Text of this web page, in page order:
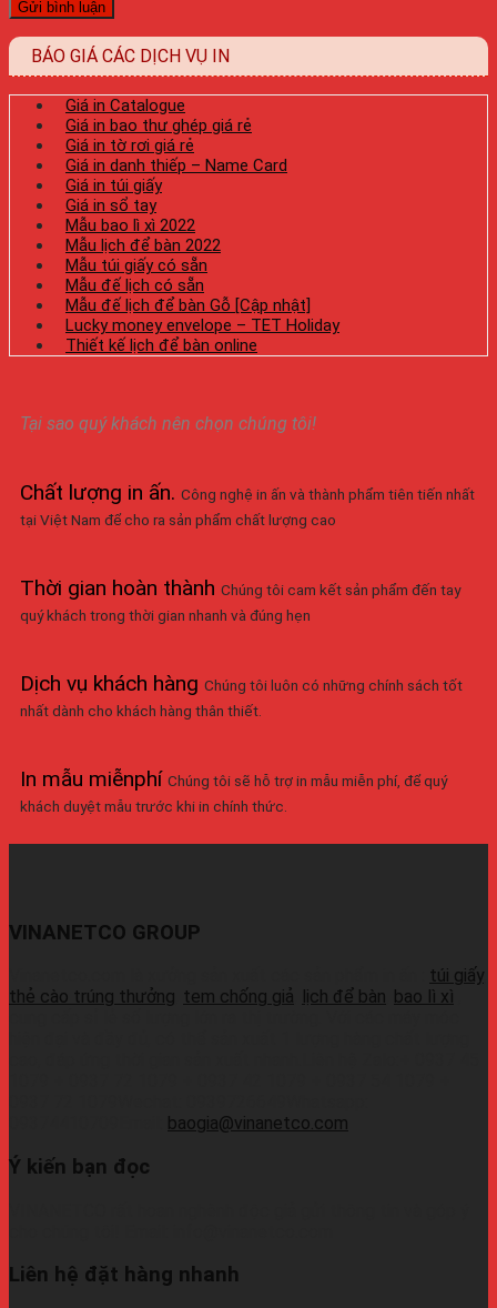
BÁO GIÁ CÁC DỊCH VỤ IN
Giá in Catalogue
Giá in bao thư ghép giá rẻ
Giá in tờ rơi giá rẻ
Giá in danh thiếp – Name Card
Giá in túi giấy
Giá in sổ tay
Mẫu bao lì xì 2022
Mẫu lịch để bàn 2022
Mẫu túi giấy có sẵn
Mẫu đế lịch có sẵn
Mẫu đế lịch để bàn Gỗ [Cập nhật]
Lucky money envelope – TET Holiday
Thiết kế lịch để bàn online
Tại sao quý khách nên chọn chúng tôi!
Chất lượng in ấn. Công nghệ in ấn và thành phẩm tiên tiến nhất
tại Việt Nam để cho ra sản phẩm chất lượng cao
Thời gian hoàn thành Chúng tôi cam kết sản phẩm đến tay
quý khách trong thời gian nhanh và đúng hẹn
Dịch vụ khách hàng Chúng tôi luôn có những chính sách tốt
nhất dành cho khách hàng thân thiết.
In mẫu miễnphí Chúng tôi sẽ hỗ trợ in mẫu miễn phí, để quý
khách duyệt mẫu trước khi in chính thức.
VINANETCO GROUP
túi giấy
thẻ cào trúng thưởng tem chống giả lịch để bàn bao lì xì
baogia@vinanetco.com
Ý kiến bạn đọc
Liên hệ đặt hàng nhanh